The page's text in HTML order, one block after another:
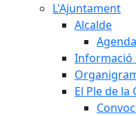
L'Ajuntament
Alcalde
Informació
El Ple de